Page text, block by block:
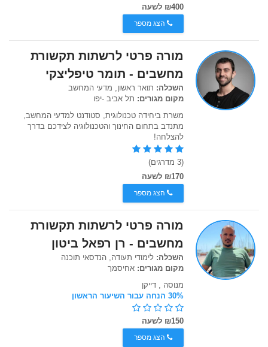
₪400 לשעה
הצג מספר
מורה פרטי לרשתות תקשורת
מחשבים - תומר טיפליצקי
השכלה: תואר ראשון, מדעי המחשב
מקום מגורים: תל אביב -יפו
משרת ביחידה טכנולוגית, סטודנט למדעי המחשב,
מתנדב בתחום החינוך והטכנולוגיה לצידכם בדרך
להצלחה!
(3 מדרגים)
₪170 לשעה
הצג מספר
מורה פרטי לרשתות תקשורת
מחשבים - רן רפאל ביטון
השכלה: לימודי תעודה, הנדסאי תוכנה
מקום מגורים: אחיסמך
מנוסה , דייקן
30% הנחה עבור השיעור הראשון
₪150 לשעה
הצג מספר